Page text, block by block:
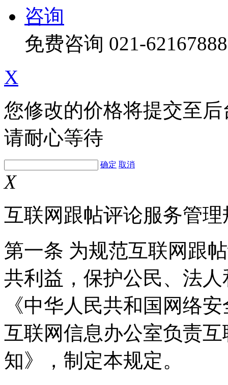
咨询
免费咨询 021-62167888
X
您修改的价格将提交至
请耐心等待
确定 取消
X
互联网跟帖评论服务管理
第一条 为规范互联网跟
共利益，保护公民、法
《中华人民共和国网络
互联网信息办公室负责
知》，制定本规定。